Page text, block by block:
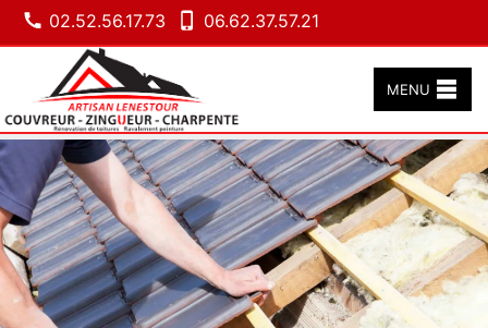
02.52.56.17.73 06.62.37.57.21
MENU